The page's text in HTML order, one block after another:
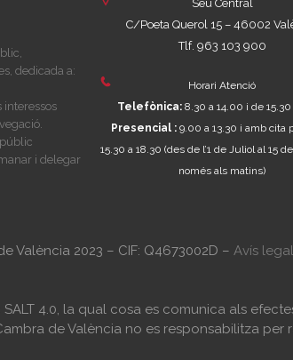
dedicada a:
interessos
i delegar
Seu Central
C/Poeta Querol 15 – 46002
Tlf. 963 103 900
Horari Atenció
Telefònica:8.30 a 14.00 i de 15.30
Presencial : 9.00 a 13.30 i amb cita
15.30 a 18.30(des de l’1 de Juliol al 15
només als matins)
València 2023 – CIF: Q4673002D – Avís legal
4.0, la qual cosa es comunica als
de València no es responsabilitza